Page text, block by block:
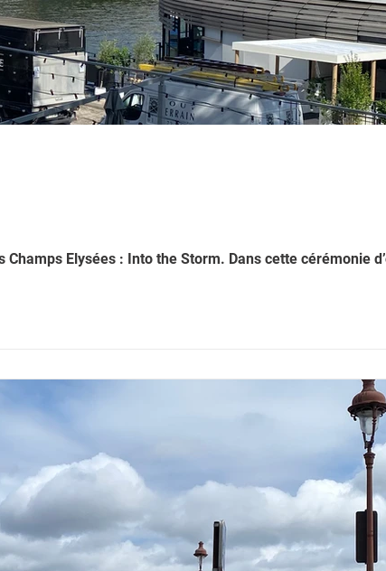
cérémonie d’ouverture farcie